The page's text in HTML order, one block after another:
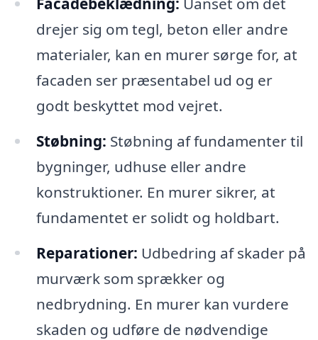
drejer sig om tegl, beton eller andre
materialer, kan en murer sørge for, at
facaden ser præsentabel ud og er
godt beskyttet mod vejret.
Støbning: Støbning af fundamenter til
bygninger, udhuse eller andre
konstruktioner. En murer sikrer, at
fundamentet er solidt og holdbart.
Reparationer: Udbedring af skader på
murværk som sprækker og
nedbrydning. En murer kan vurdere
skaden og udføre de nødvendige